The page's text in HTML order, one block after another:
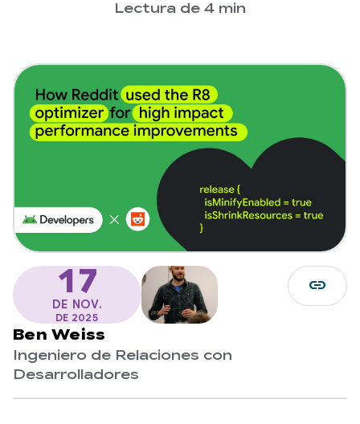
Lectura de 4 min
17
DE NOV.
DE 2025
Ben Weiss
Ingeniero de Relaciones con
Desarrolladores
link